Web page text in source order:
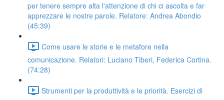
per tenere sempre alta l'attenzione di chi ci ascolta e far
apprezzare le nostre parole. Relatore: Andrea Abondio
(45:39)
Come usare le storie e le metafore nella
comunicazione. Relatori: Luciano Tiberi, Federica Cortina.
(74:28)
Strumenti per la produttività e le priorità. Esercizi di